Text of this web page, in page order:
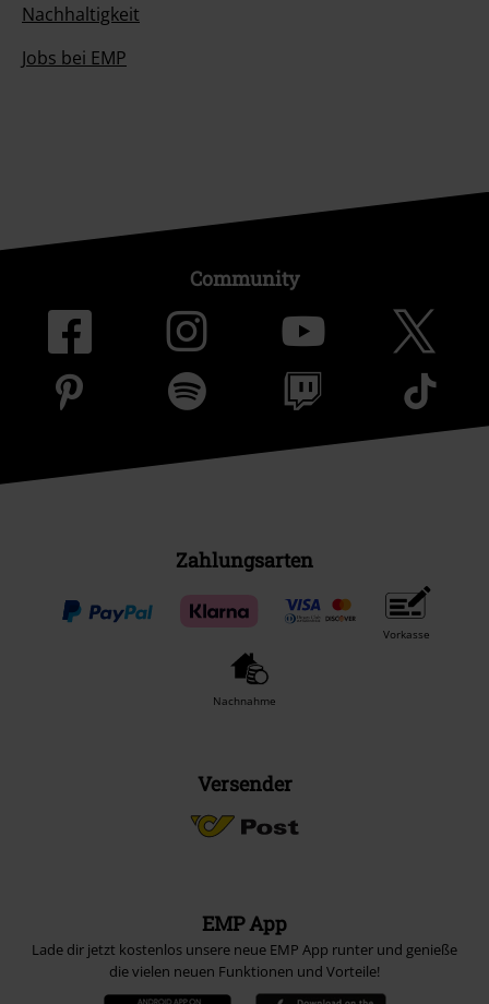
Nachhaltigkeit
Jobs bei EMP
Community
Zahlungsarten
Vorkasse
Nachnahme
Versender
EMP App
Lade dir jetzt kostenlos unsere neue EMP App runter und genieße
die vielen neuen Funktionen und Vorteile!